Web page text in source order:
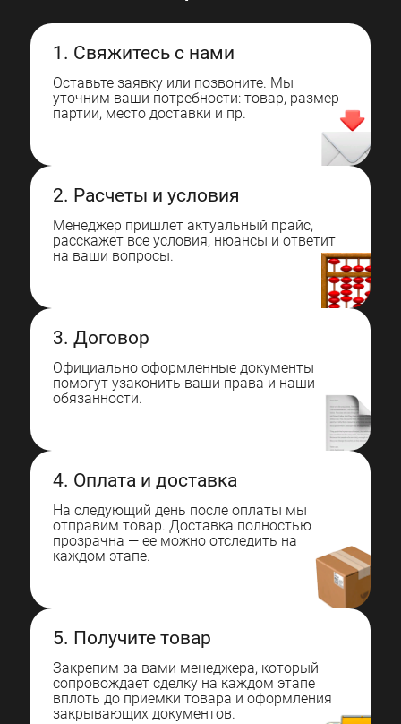
1. Свяжитесь с нами
Оставьте заявку или позвоните. Мы
уточним ваши потребности: товар, размер
партии, место доставки и пр.
2. Расчеты и условия
Менеджер пришлет актуальный прайс,
расскажет все условия, нюансы и ответит
на ваши вопросы.
3. Договор
Официально оформленные документы
помогут узаконить ваши права и наши
обязанности.
4. Оплата и доставка
На следующий день после оплаты мы
отправим товар. Доставка полностью
прозрачна — ее можно отследить на
каждом этапе.
5. Получите товар
Закрепим за вами менеджера, который
сопровождает сделку на каждом этапе
вплоть до приемки товара и оформления
закрывающих документов.